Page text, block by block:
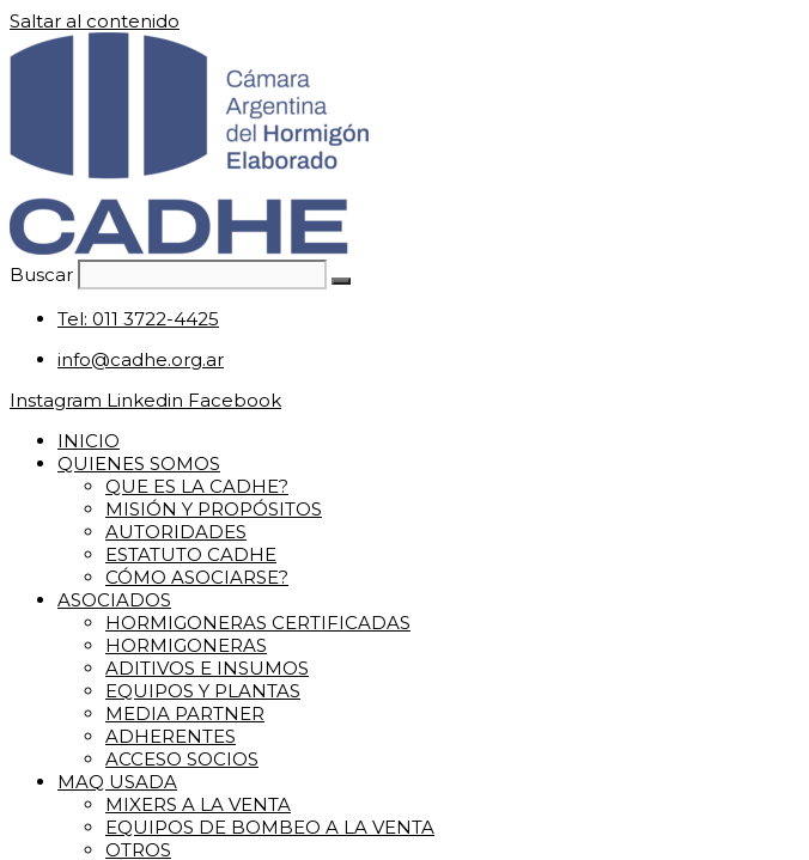
Saltar al contenido
Buscar
Tel: 011 3722-4425
info@cadhe.org.ar
Instagram Linkedin Facebook
INICIO
QUIENES SOMOS
QUE ES LA CADHE?
MISIÓN Y PROPÓSITOS
AUTORIDADES
ESTATUTO CADHE
CÓMO ASOCIARSE?
ASOCIADOS
HORMIGONERAS CERTIFICADAS
HORMIGONERAS
ADITIVOS E INSUMOS
EQUIPOS Y PLANTAS
MEDIA PARTNER
ADHERENTES
ACCESO SOCIOS
MAQ USADA
MIXERS A LA VENTA
EQUIPOS DE BOMBEO A LA VENTA
OTROS